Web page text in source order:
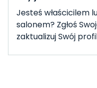
Jesteś właścicilem
salonem? Zgłoś
zaktualizuj Swój